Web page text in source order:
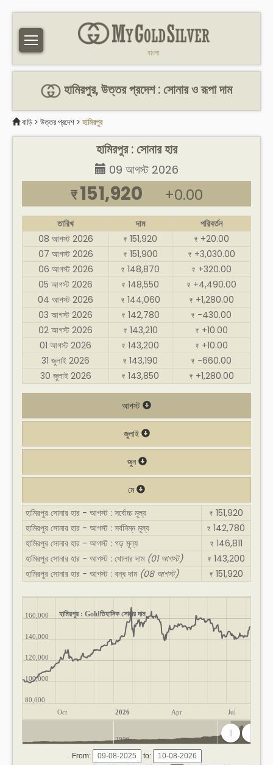
বাংলা
হামিরপুর, উত্তর প্রদেশ : সোনার ও রূপা দাম
বাড়ি > উত্তর প্রদেশ > হামিরপুর
হামিরপুর : সোনার হার
09 আগস্ট 2026
₹ 151,920 +0.00
তারিখ দাম
পরিবর্তন
08 আগস্ট 2026
₹ 151,920 ₹ +20.00
07 আগস্ট 2026
₹ 151,900 ₹ +3,030.00
06 আগস্ট 2026
₹ 148,870 ₹ +320.00
05 আগস্ট 2026
₹ 148,550 ₹ +4,490.00
04 আগস্ট 2026
₹ 144,060 ₹ +1,280.00
03 আগস্ট 2026
₹ 142,780 ₹ -430.00
02 আগস্ট 2026
₹ 143,210 ₹ +10.00
01 আগস্ট 2026
₹ 143,200 ₹ +10.00
31 জুলাই 2026
₹ 143,190 ₹ -660.00
30 জুলাই 2026
₹ 143,850 ₹ +1,280.00
আগস্ট
জুলাই
জুন
মে
হামিরপুর সোনার হার - আগস্ট : সর্বোচ্চ মূল্য
₹ 151,920
হামিরপুর সোনার হার - আগস্ট : সর্বনিম্ন মূল্য
₹ 142,780
হামিরপুর সোনার হার - আগস্ট : গড় মূল্য
₹ 146,811
হামিরপুর সোনার হার - আগস্ট : খোলার দাম (01 আগস্ট) ₹ 143,200
হামিরপুর সোনার হার - আগস্ট : বন্ধ দাম (08 আগস্ট) ₹ 151,920
হামিরপুর : Goldতিহাসিক সোনার দাম
Oct 2026 Apr Jul
80,000
100,000
120,000
140,000
160,000
2020 2025
From:
to: